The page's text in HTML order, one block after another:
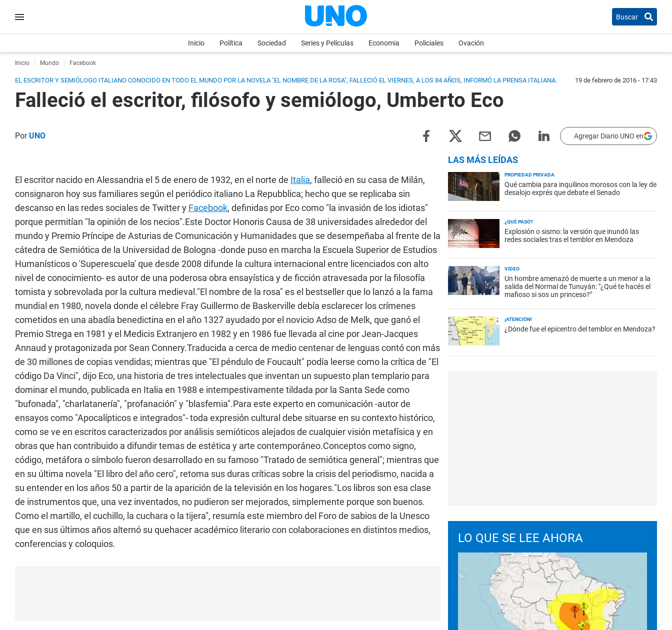
Buscar
Inicio Política Sociedad Series y Películas Economia Policiales Ovación
Inicio Mundo Facebook
EL ESCRITOR Y SEMIÓLOGO ITALIANO CONOCIDO EN TODO EL MUNDO POR LA NOVELA "EL NOMBRE DE LA ROSA", FALLECIÓ EL VIERNES, A LOS 84 AÑOS, INFORMÓ LA PRENSA ITALIANA. 19 de febrero de 2016 - 17:43
Falleció el escritor, filósofo y semiólogo, Umberto Eco
PorUNO Agregar Diario UNO en
El escritor nacido en Alessandria el 5 de enero de 1932, en el norte de Italia, falleció en su casa de Milán,
consignaron hoy sus familiares según el periódico italiano La Repubblica; hecho que se replicaba sin
descanso en las redes sociales de Twitter y Facebook, definidas por Eco como "la invasión de los idiotas"
porque permitían "la opinión de los necios".Este Doctor Honoris Causa de 38 universidades alrededor del
mundo y Premio Príncipe de Asturias de Comunicación y Humanidades que se desempeñaba al frente de la
cátedra de Semiótica de la Universidad de Bologna -donde puso en marcha la Escuela Superior de Estudios
Humanísticos o 'Superescuela' que desde 2008 difunde la cultura internacional entre licenciados con alto
nivel de conocimiento- es autor de una poderosa obra ensayística y de ficción atravesada por la filosofía
tomista y sobrevolada por la cultura medieval."El nombre de la rosa" es el bestseller que lo lanzó a la fama
mundial en 1980, novela donde el célebre Fray Guillermo de Baskerville debía esclarecer los crímenes
cometidos en una abadía benedictina en el año 1327 ayudado por el novicio Adso de Melk, que ganó el
Premio Strega en 1981 y el Medicis Extranjero en 1982 y en 1986 fue llevada al cine por Jean-Jacques
Annaud y protagonizada por Sean Connery.Traducida a cerca de medio centenar de lenguas contó con más
de 30 millones de copias vendidas; mientras que "El péndulo de Foucault" podía leerse como la crítica de "El
código Da Vinci", dijo Eco, una historia de tres intelectuales que inventan un supuesto plan templario para
dominar el mundo, publicada en Italia en 1988 e intempestivamente tildada por la Santa Sede como
"bufonada", "charlatanería", "profanación" y "blasfemia".Para este experto en comunicación -autor de
ensayos como "Apocalípticos e integrados"- toda expresión cultural debe situarse en su contexto histórico,
como se ve en escritos caracterizados por análisis semióticos alejados de cualquier visión metafísica y en
obras que han contribuido a difundir temas de estética y arte contemporáneo.Conceptos como signo,
código, metáfora o símbolo fueron desarrollado en su famoso "Tratado de semiótica general"; mientras que
en su última novela "El libro del año cero", retoma sus duras críticas sobre la crisis del periodismo, nacida a
su entender en los años 50 a partir de la aparición de la televisión en los hogares."Los libros son esa clase
de instrumentos que, una vez inventados, no pudieron ser mejorados, simplemente porque son buenos.
Como el martillo, el cuchillo, la cuchara o la tijera", resumía este miembro del Foro de sabios de la Unesco
que en sus últimos años alternó su quehacer académico literario con colaboraciones en distintos medios,
conferencias y coloquios.
LAS MÁS LEÍDAS
PROPIEDAD PRIVADA
Qué cambia para inquilinos morosos con la ley de
desalojo exprés que debate el Senado
¿QUÉ PASÓ?
Explosión o sismo: la versión que inundó las
redes sociales tras el temblor en Mendoza
VIDEO
Un hombre amenazó de muerte a un menor a la
salida del Normal de Tunuyán: "¿Qué te hacés el
mafioso si sos un princeso?"
¡ATENCIÓN!
¿Dónde fue el epicentro del temblor en Mendoza?
LO QUE SE LEE AHORA